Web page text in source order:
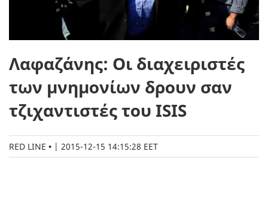
Λαφαζάνης: Οι διαχειριστές
των μνημονίων δρουν σαν
τζιχαντιστές του ISIS
RED LINE | 2015-12-15 14:15:28 EET